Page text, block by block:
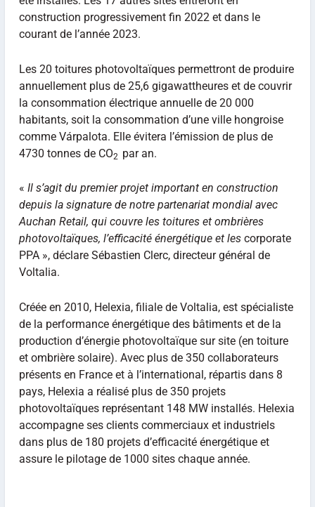
construction progressivement fin 2022 et dans le
courant de l’année 2023.
Les 20 toitures photovoltaïques permettront de produire
annuellement plus de 25,6 gigawattheures et de couvrir
la consommation électrique annuelle de 20 000
habitants, soit la consommation d’une ville hongroise
comme Várpalota. Elle évitera l’émission de plus de
4730 tonnes de CO2 par an.
« Il s’agit du premier projet important en construction
depuis la signature de notre partenariat mondial avec
Auchan Retail, qui couvre les toitures et ombrières
photovoltaïques, l’efficacité énergétique et les corporate
PPA », déclare Sébastien Clerc, directeur général de
Voltalia.
Créée en 2010, Helexia, filiale de Voltalia, est spécialiste
de la performance énergétique des bâtiments et de la
production d’énergie photovoltaïque sur site (en toiture
et ombrière solaire). Avec plus de 350 collaborateurs
présents en France et à l’international, répartis dans 8
pays, Helexia a réalisé plus de 350 projets
photovoltaïques représentant 148 MW installés. Helexia
accompagne ses clients commerciaux et industriels
dans plus de 180 projets d’efficacité énergétique et
assure le pilotage de 1000 sites chaque année.